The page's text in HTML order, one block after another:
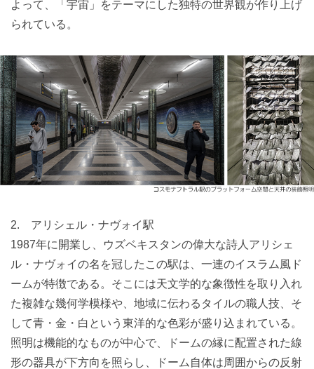
よって、「宇宙」をテーマにした独特の世界観が作り上げ
られている。
2. アリシェル・ナヴォイ駅
1987年に開業し、ウズベキスタンの偉大な詩人アリシェ
ル・ナヴォイの名を冠したこの駅は、一連のイスラム風ド
ームが特徴である。そこには天文学的な象徴性を取り入れ
た複雑な幾何学模様や、地域に伝わるタイルの職人技、そ
して青・金・白という東洋的な色彩が盛り込まれている。
照明は機能的なものが中心で、ドームの縁に配置された線
形の器具が下方向を照らし、ドーム自体は周囲からの反射